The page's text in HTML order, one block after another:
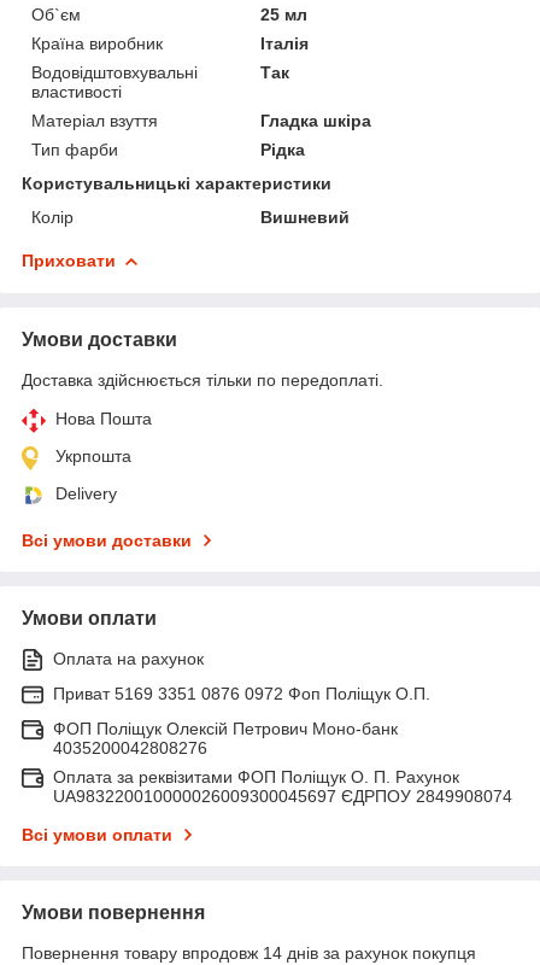
Об`єм
25 мл
Країна виробник
Італія
Водовідштовхувальні
властивості
Так
Матеріал взуття
Гладка шкіра
Тип фарби
Рідка
Користувальницькі характеристики
Колір
Вишневий
Приховати
Умови доставки
Доставка здійснюється тільки по передоплаті.
Нова Пошта
Укрпошта
Delivery
Всі умови доставки
Умови оплати
Оплата на рахунок
Приват 5169 3351 0876 0972 Фоп Поліщук О.П.
ФОП Поліщук Олексій Петрович Моно-банк
4035200042808276
Оплата за реквізитами ФОП Поліщук О. П. Рахунок
UA983220010000026009300045697 ЄДРПОУ 2849908074
Всі умови оплати
Умови повернення
Повернення товару впродовж 14 днів за рахунок покупця